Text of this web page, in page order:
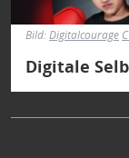
Bild:Digitalcourage
Digitale